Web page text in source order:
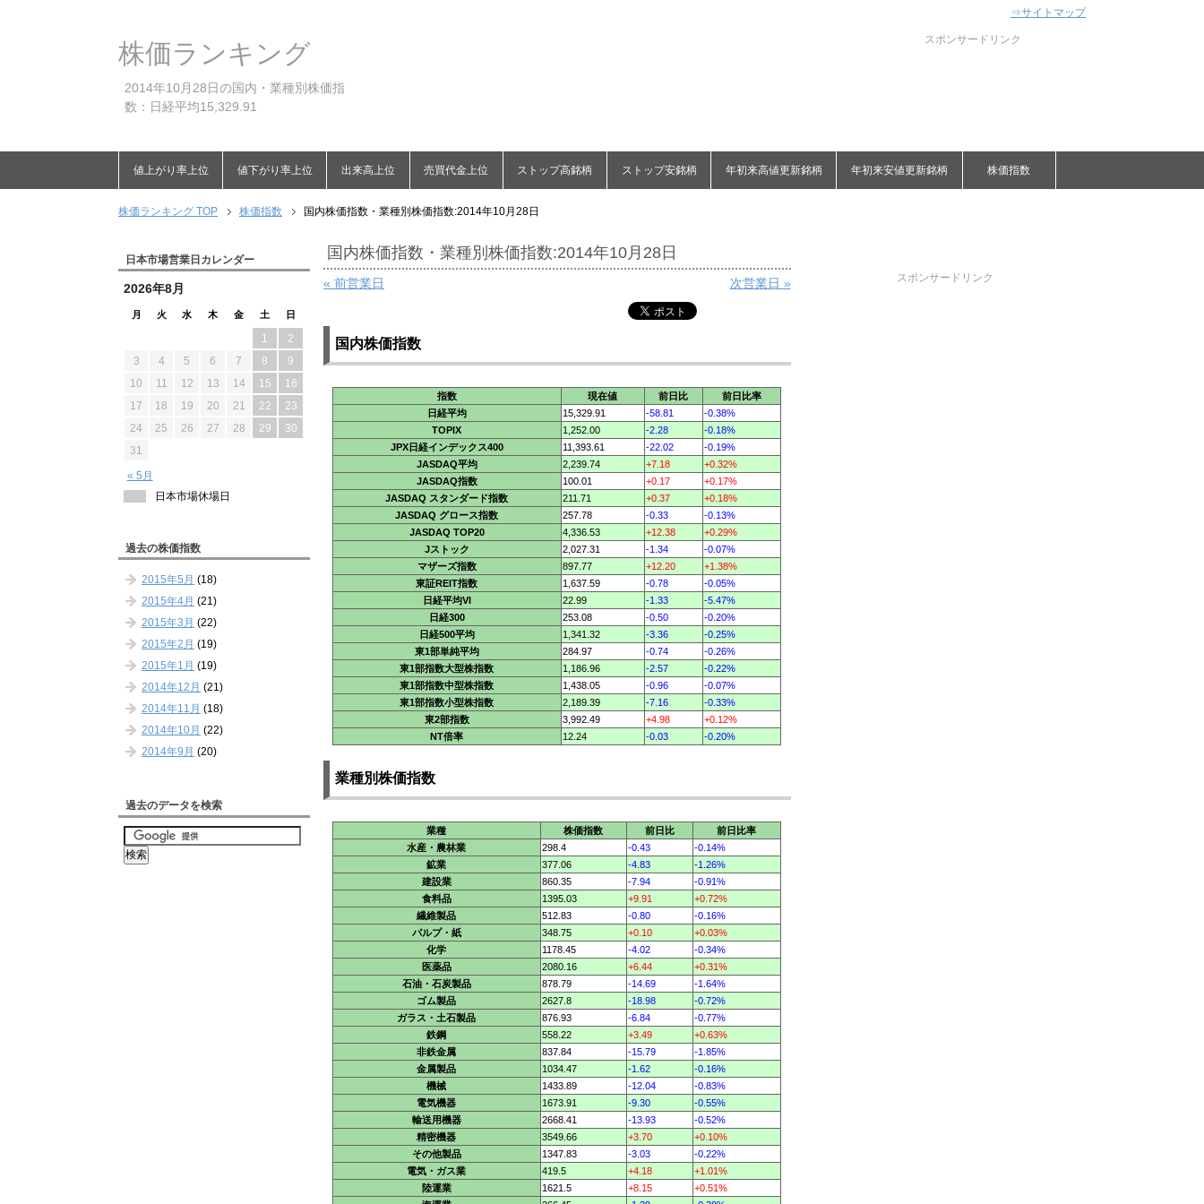
株価ランキング
2014年10月28日の国内・業種別株価指
数：日経平均15,329.91
スポンサードリンク
値上がり率上位 値下がり率上位 出来高上位 売買代金上位 ストップ高銘柄 ストップ安銘柄 年初来高値更新銘柄 年初来安値更新銘柄 株価指数
株価ランキング TOP 株価指数 国内株価指数・業種別株価指数:2014年10月28日
国内株価指数・業種別株価指数:2014年10月28日
« 前営業日 次営業日 »
国内株価指数
指数 現在値 前日比
前日比率
日経平均
15,329.91 -58.81
-0.38%
TOPIX
1,252.00 -2.28
-0.18%
JPX日経インデックス400
11,393.61 -22.02
-0.19%
JASDAQ平均
2,239.74 +7.18
+0.32%
JASDAQ指数
100.01 +0.17
+0.17%
JASDAQ スタンダード指数
211.71 +0.37
+0.18%
JASDAQ グロース指数
257.78 -0.33
-0.13%
JASDAQ TOP20
4,336.53 +12.38
+0.29%
Jストック
2,027.31 -1.34
-0.07%
マザーズ指数
897.77 +12.20
+1.38%
東証REIT指数
1,637.59 -0.78
-0.05%
日経平均VI
22.99 -1.33
-5.47%
日経300
253.08 -0.50
-0.20%
日経500平均
1,341.32 -3.36
-0.25%
東1部単純平均
284.97 -0.74
-0.26%
東1部指数大型株指数
1,186.96 -2.57
-0.22%
東1部指数中型株指数
1,438.05 -0.96
-0.07%
東1部指数小型株指数
2,189.39 -7.16
-0.33%
東2部指数
3,992.49 +4.98
+0.12%
NT倍率
12.24 -0.03 -0.20%
業種別株価指数
業種 株価指数 前日比
前日比率
水産・農林業
298.4 -0.43
-0.14%
鉱業
377.06 -4.83
-1.26%
建設業
860.35 -7.94
-0.91%
食料品
1395.03 +9.91
+0.72%
繊維製品
512.83 -0.80
-0.16%
パルプ・紙
348.75 +0.10
+0.03%
化学
1178.45 -4.02
-0.34%
医薬品
2080.16 +6.44
+0.31%
石油・石炭製品
878.79 -14.69
-1.64%
ゴム製品
2627.8 -18.98
-0.72%
ガラス・土石製品
876.93 -6.84
-0.77%
鉄鋼
558.22 +3.49
+0.63%
非鉄金属
837.84 -15.79
-1.85%
金属製品
1034.47 -1.62
-0.16%
機械
1433.89 -12.04
-0.83%
電気機器
1673.91 -9.30
-0.55%
輸送用機器
2668.41 -13.93
-0.52%
精密機器
3549.66 +3.70
+0.10%
その他製品
1347.83 -3.03
-0.22%
電気・ガス業
419.5 +4.18
+1.01%
陸運業
1621.5 +8.15
+0.51%
日本市場営業日カレンダー
2026年8月
月 火 水 木 金 土 日
« 5月
1
2
3
4 5 6 7 8
9
10
11 12 13 14 15
16
17
18 19 20 21 22
23
24
25 26 27 28 29
30
31
日本市場休場日
過去の株価指数
2015年5月 (18)
2015年4月 (21)
2015年3月 (22)
2015年2月 (19)
2015年1月 (19)
2014年12月 (21)
2014年11月 (18)
2014年10月 (22)
2014年9月 (20)
過去のデータを検索
スポンサードリンク
⇒サイトマップ